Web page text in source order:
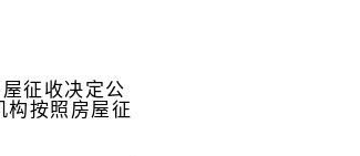
征收决定公
构按照房屋征